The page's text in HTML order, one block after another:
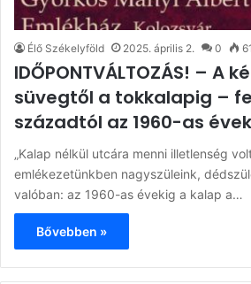
Élő Székelyföld 2025. április 2. 0 61
IDŐPONTVÁLTOZÁS! – A
süvegtől a tokkalapig –
századtól az 1960-as
„Kalap nélkül utcára menni illetlenség
emlékezetünkben nagyszüleink,
valóban: az 1960-as évekig a kalap a…
Bővebben »